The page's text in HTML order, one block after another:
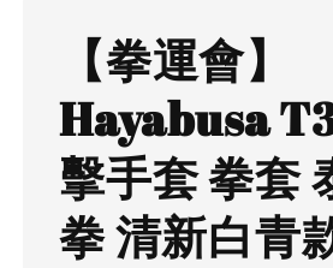
【拳運會】
Hayabusa
擊手套 拳套
拳 清新白青